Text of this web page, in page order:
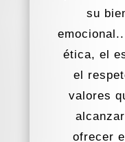
su
ética, el
el
valores
ofrecer